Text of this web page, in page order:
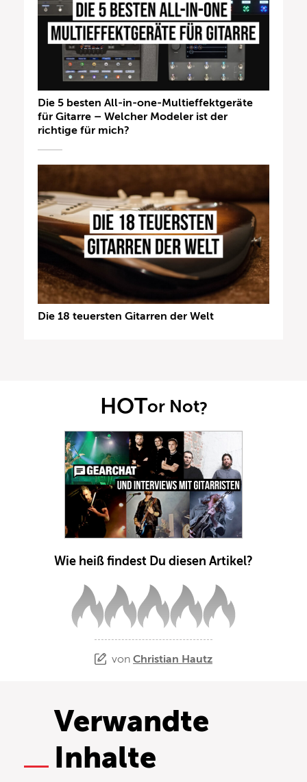
Die 5 besten All-in-one-Multieffektgeräte
für Gitarre – Welcher Modeler ist der
richtige für mich?
Die 18 teuersten Gitarren der Welt
HOTor Not?
Wie heiß findest Du diesen Artikel?
von Christian Hautz
Verwandte
Inhalte